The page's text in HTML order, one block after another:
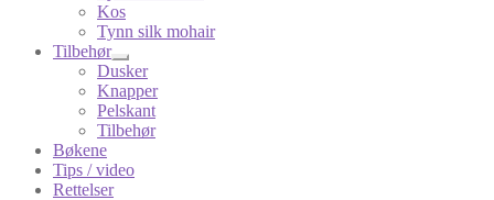
Kos
Tynn silk mohair
Tilbehør
Dusker
Knapper
Pelskant
Tilbehør
Bøkene
Tips / video
Rettelser